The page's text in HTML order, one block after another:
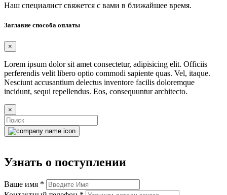
Наш специалист свяжется с вами в ближайшее время.
Заглавие способа оплаты
×
Lorem ipsum dolor sit amet consectetur, adipisicing elit. Officiis
perferendis velit libero optio commodi sapiente quas. Vel, itaque.
Nesciunt accusantium delectus inventore facilis doloremque
incidunt, sequi repellendus. Eos, consequuntur architecto.
×
Узнать о поступлении
Ваше имя *